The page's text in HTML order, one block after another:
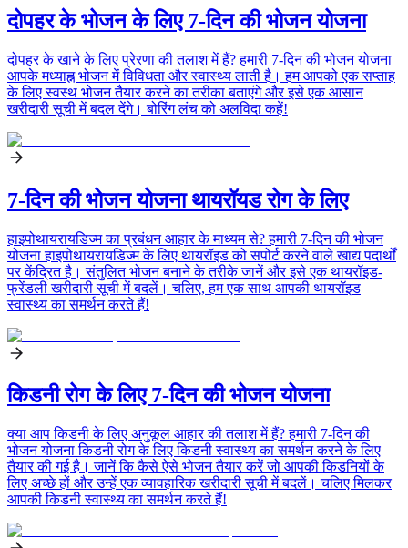
दोपहर के भोजन के लिए 7-दिन की भोजन योजना
दोपहर के खाने के लिए प्रेरणा की तलाश में हैं? हमारी 7-दिन की भोजन योजना
आपके मध्याह्न भोजन में विविधता और स्वास्थ्य लाती है। हम आपको एक सप्ताह
के लिए स्वस्थ भोजन तैयार करने का तरीका बताएंगे और इसे एक आसान
खरीदारी सूची में बदल देंगे। बोरिंग लंच को अलविदा कहें!
7-दिन की भोजन योजना थायरॉयड रोग के लिए
हाइपोथायरायडिज्म का प्रबंधन आहार के माध्यम से? हमारी 7-दिन की भोजन
योजना हाइपोथायरायडिज्म के लिए थायरॉइड को सपोर्ट करने वाले खाद्य पदार्थों
पर केंद्रित है। संतुलित भोजन बनाने के तरीके जानें और इसे एक थायरॉइड-
फ्रेंडली खरीदारी सूची में बदलें। चलिए, हम एक साथ आपकी थायरॉइड
स्वास्थ्य का समर्थन करते हैं!
किडनी रोग के लिए 7-दिन की भोजन योजना
क्या आप किडनी के लिए अनुकूल आहार की तलाश में हैं? हमारी 7-दिन की
भोजन योजना किडनी रोग के लिए किडनी स्वास्थ्य का समर्थन करने के लिए
तैयार की गई है। जानें कि कैसे ऐसे भोजन तैयार करें जो आपकी किडनियों के
लिए अच्छे हों और उन्हें एक व्यावहारिक खरीदारी सूची में बदलें। चलिए मिलकर
आपकी किडनी स्वास्थ्य का समर्थन करते हैं!